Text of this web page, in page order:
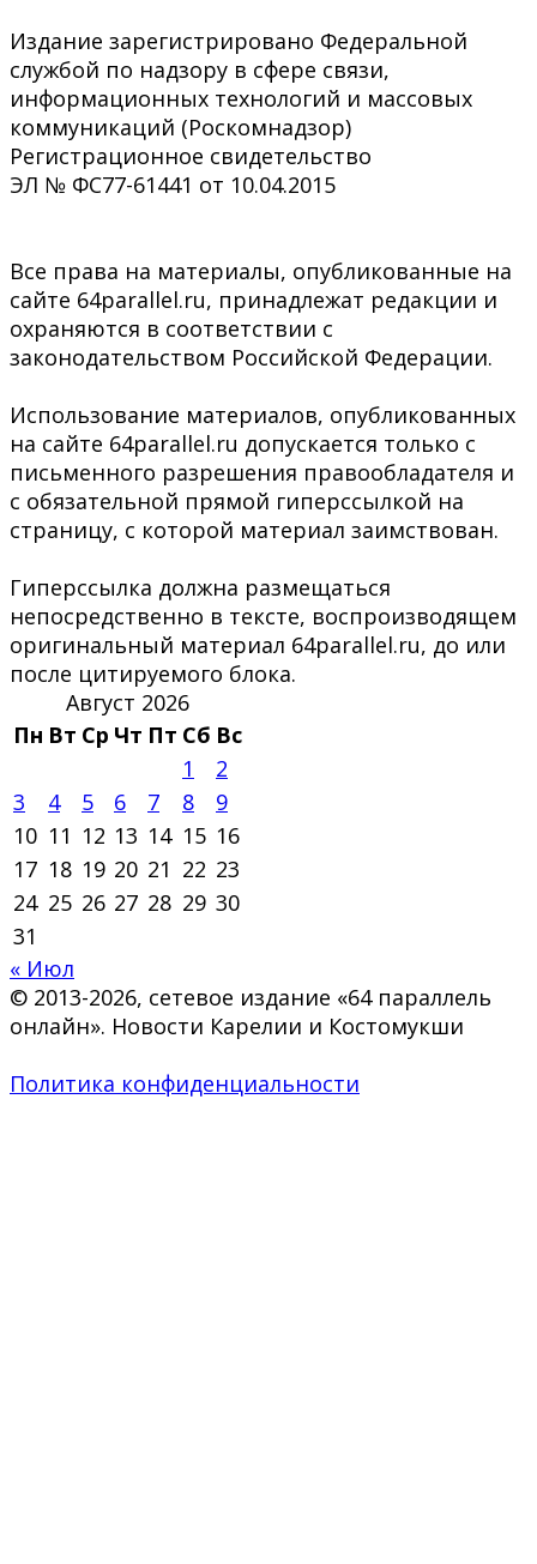
Издание зарегистрировано Федеральной
службой по надзору в сфере связи,
информационных технологий и массовых
коммуникаций (Роскомнадзор)
Регистрационное свидетельство
ЭЛ № ФС77-61441 от 10.04.2015
Все права на материалы, опубликованные на
сайте 64parallel.ru, принадлежат редакции и
охраняются в соответствии с
законодательством Российской Федерации.
Использование материалов, опубликованных
на сайте 64parallel.ru допускается только с
письменного разрешения правообладателя и
с обязательной прямой гиперссылкой на
страницу, с которой материал заимствован.
Гиперссылка должна размещаться
непосредственно в тексте, воспроизводящем
оригинальный материал 64parallel.ru, до или
после цитируемого блока.
Август 2026
Пн Вт Ср Чт Пт Сб Вс
1
2
3
4 5 6 7 8
9
10 11 12 13 14 15 16
17 18 19 20 21 22 23
24 25 26 27 28 29 30
31
« Июл
© 2013-2026, сетевое издание «64 параллель
онлайн». Новости Карелии и Костомукши
Политика конфиденциальности